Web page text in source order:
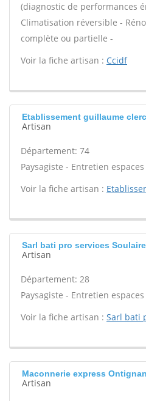
(diagnostic de performances
Climatisation réversible -
complète ou partielle -
Voir la fiche artisan : Ccidf
Etablissement guillaume
Artisan
Département: 74
Paysagiste - Entretien
Voir la fiche artisan :
Sarl bati pro services
Artisan
Département: 28
Paysagiste - Entretien
Voir la fiche artisan : Sarl bati
Maconnerie express
Artisan